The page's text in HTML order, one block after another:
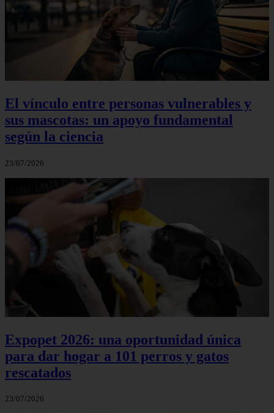
El vínculo entre personas vulnerables y
sus mascotas: un apoyo fundamental
según la ciencia
23/07/2026
Expopet 2026: una oportunidad única
para dar hogar a 101 perros y gatos
rescatados
23/07/2026